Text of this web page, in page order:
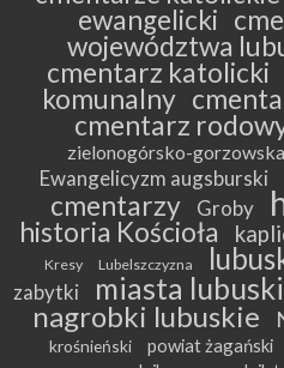
ewangelicki
województwa
cmentarz katolicki
komunalny
cmentarz
zielonogórsko-gorzowska
Ewangelicyzm augsburski
cmentarzy
Groby
historia Kościoła
Kresy Lubelszczyzna
zabytki
miasta
nagrobki lubuskie
krośnieński
powiat żagański